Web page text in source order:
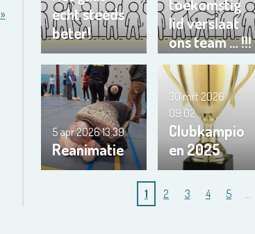
»
echt steeds
beter!
toekomstig
lid verslaat
ons team … !!!
Reanimatie
5 apr 202613:39
Clubkampio
en 2025
30 mrt 2026
09:02
1 2 3 4 5